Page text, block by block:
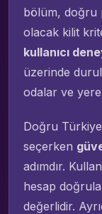
bölüm, doğru
olacak kilit
kullanıcı
üzerinde
odalar ve
Doğru
seçerken
adımdır.
hesap
değerlidir.